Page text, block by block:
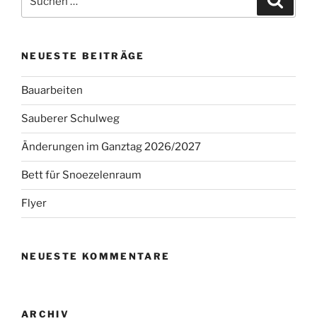
nach:
NEUESTE BEITRÄGE
Bauarbeiten
Sauberer Schulweg
Änderungen im Ganztag 2026/2027
Bett für Snoezelenraum
Flyer
NEUESTE KOMMENTARE
ARCHIV